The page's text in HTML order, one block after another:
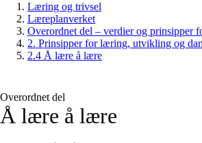
Læring og trivsel
Læreplanverket
Overordnet del – verdier og prinsipper
2. Prinsipper for læring, utvikling og
2.4 Å lære å lære
Overordnet del
Å lære å lære